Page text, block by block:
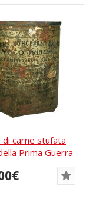
di carne stufata
Prima Guerra